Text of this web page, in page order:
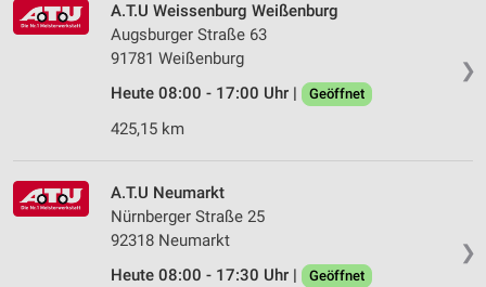
❯
A.T.U Weissenburg Weißenburg
Augsburger Straße 63
91781 Weißenburg
Heute 08:00 - 17:00 Uhr |
Geöffnet
425,15 km
❯
A.T.U Neumarkt
Nürnberger Straße 25
92318 Neumarkt
Heute 08:00 - 17:30 Uhr |
Geöffnet